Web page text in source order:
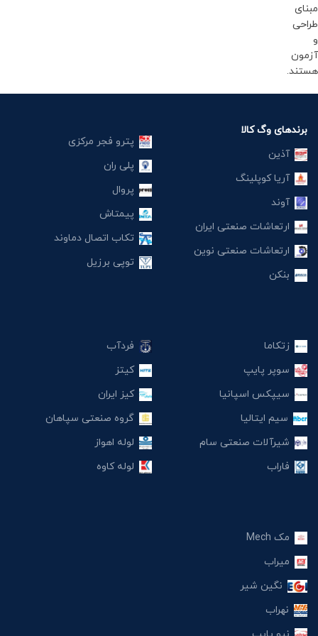
مبنای
طراحی
و
آزمون
هستند.
برندهای وگ کالا
آذین
آریا کوپلینگ
آوند
ارتعاشات صنعتی ایران
ارتعاشات صنعتی نوین
بنکن
پترو فجر مرکزی
پلی ران
پروال
پیمتاش
تکاب اتصال دماوند
توپی برزیل
زتکاما
سوپر پایپ
سیپکس اسپانیا
سیم ایتالیا
شیرآلات صنعتی سام
فاراب
فردآب
کیتز
کیز ایران
گروه صنعتی سپاهان
لوله اهواز
لوله کاوه
مک Mech
میراب
نگین شیر
نهراب